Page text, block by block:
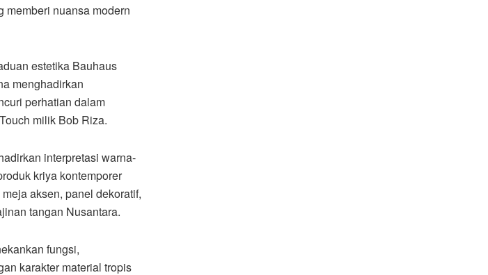
memberi nuansa modern
estetika Bauhaus
menghadirkan
perhatian dalam
milik Bob Riza.
interpretasi warna-
kriya kontemporer
aksen, panel dekoratif,
tangan Nusantara.
fungsi,
karakter material tropis